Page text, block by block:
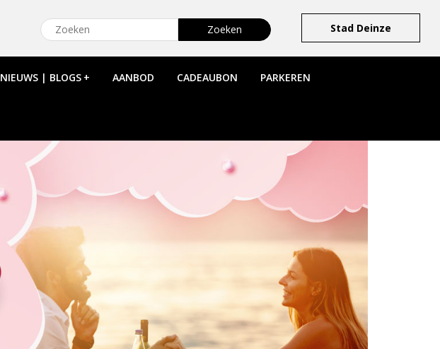
Stad Deinze
NIEUWS | BLOGS + AANBOD CADEAUBON PARKEREN